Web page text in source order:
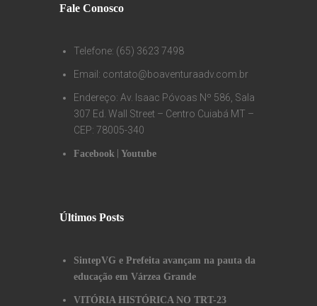
Fale Conosco
Telefone: (65) 3623 7498
Email: contato@boaventuraadv.com.br
Endereço: Av. Isaac Póvoas Nº 586, Sala
307 Ed. Wall Street – Centro Cuiabá MT –
CEP: 78005-340
Facebook Youtube
Últimos Posts
SintepVG e Prefeita avançam na pauta da
educação em Várzea Grande
VITÓRIA HISTÓRICA NO TRT-23